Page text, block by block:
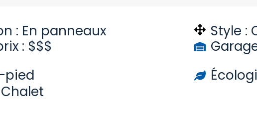
: En panneaux
: $$$
pied
Chalet
Style :